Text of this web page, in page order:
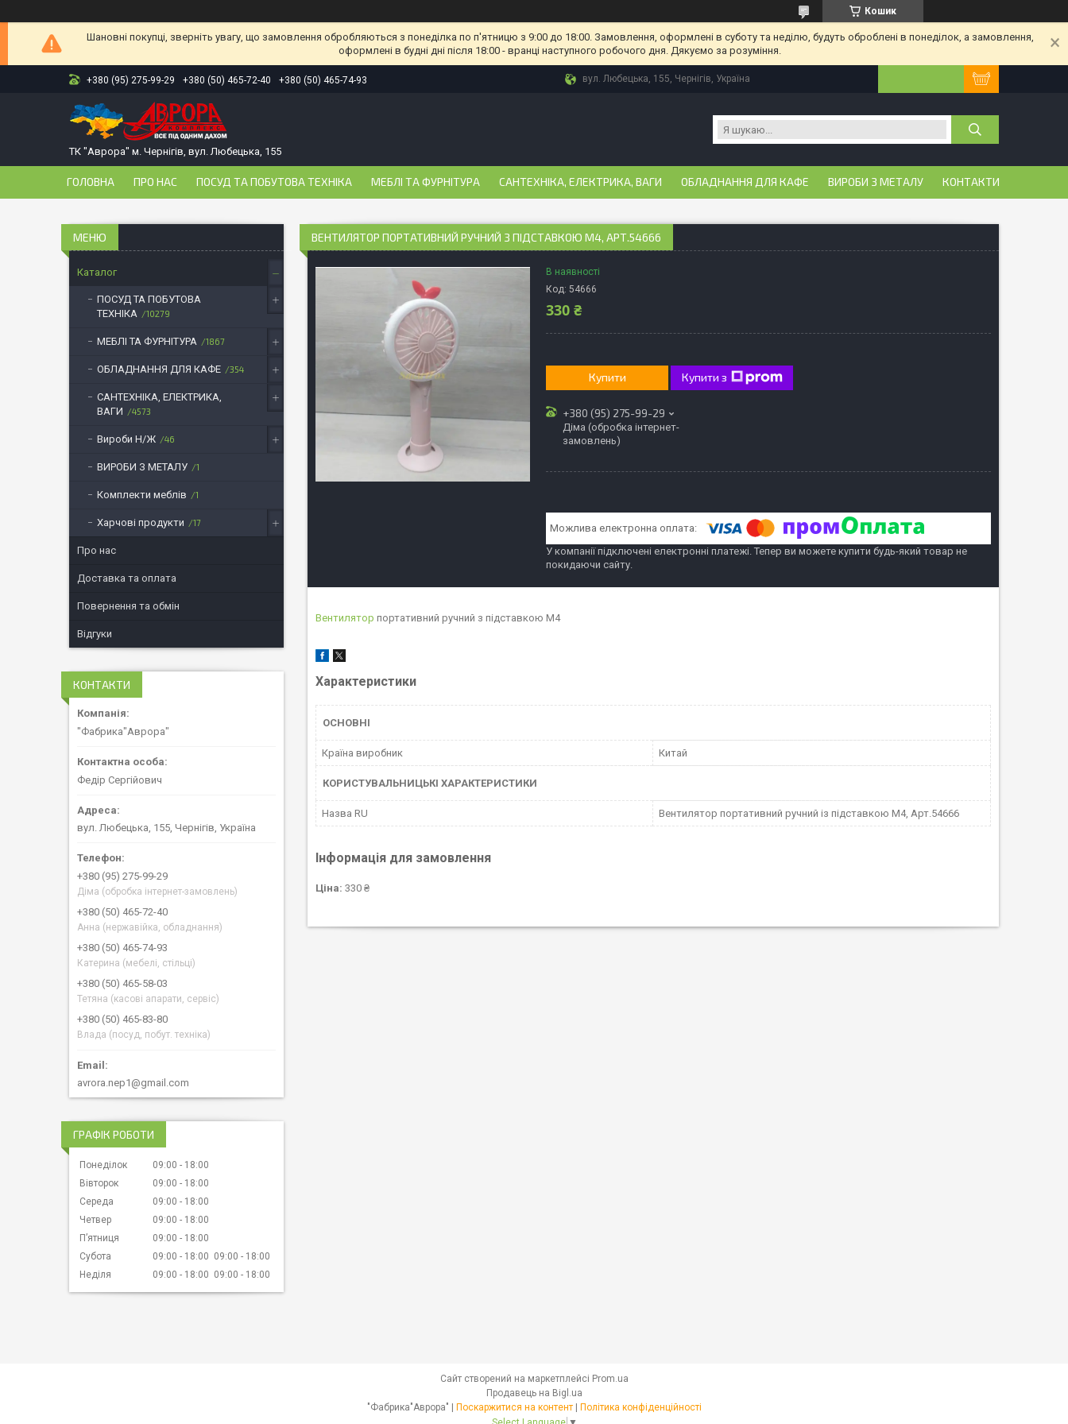
Кошик
Шановні покупці, зверніть увагу, що замовлення обробляються з понеділка по п'ятницю з 9:00 до 18:00. Замовлення, оформлені в суботу та неділю, будуть оброблені в понеділок, а замовлення,
оформлені в будні дні після 18:00 - вранці наступного робочого дня. Дякуємо за розуміння.
+380 (95) 275-99-29 +380 (50) 465-72-40 +380 (50) 465-74-93 вул. Любецька, 155, Чернігів, Україна
ТК "Аврора" м. Чернігів, вул. Любецька, 155
ГОЛОВНА ПРО НАС ПОСУД ТА ПОБУТОВА ТЕХНІКА МЕБЛІ ТА ФУРНІТУРА САНТЕХНІКА, ЕЛЕКТРИКА, ВАГИ ОБЛАДНАННЯ ДЛЯ КАФЕ ВИРОБИ З МЕТАЛУ КОНТАКТИ
ВЕНТИЛЯТОР ПОРТАТИВНИЙ РУЧНИЙ З ПІДСТАВКОЮ M4, АРТ.54666
В наявності
Код: 54666
330 ₴
Купити Купити з
+380 (95) 275-99-29
Діма (обробка інтернет-
замовлень)
У компанії підключені електронні платежі. Тепер ви можете купити будь-який товар не
покидаючи сайту.
Вентилятор портативний ручний з підставкою M4
Характеристики
ОСНОВНІ
Країна виробник Китай
КОРИСТУВАЛЬНИЦЬКІ ХАРАКТЕРИСТИКИ
Назва RU Вентилятор портативний ручний із підставкою M4, Арт.54666
Інформація для замовлення
Ціна: 330 ₴
Каталог
ПОСУД ТА ПОБУТОВА
ТЕХНІКА
10279
МЕБЛІ ТА ФУРНІТУРА 1867
ОБЛАДНАННЯ ДЛЯ КАФЕ 354
САНТЕХНІКА, ЕЛЕКТРИКА,
ВАГИ
4573
Вироби Н/Ж 46
ВИРОБИ З МЕТАЛУ 1
Комплекти меблів 1
Харчові продукти 17
Про нас
Доставка та оплата
Повернення та обмін
Відгуки
КОНТАКТИ
"Фабрика"Аврора"
Федір Сергійович
вул. Любецька, 155, Чернігів, Україна
+380 (95) 275-99-29
Діма (обробка інтернет-замовлень)
+380 (50) 465-72-40
Анна (нержавійка, обладнання)
+380 (50) 465-74-93
Катерина (мебелі, стільці)
+380 (50) 465-58-03
Тетяна (касові апарати, сервіс)
+380 (50) 465-83-80
Влада (посуд, побут. техніка)
avrora.nep1@gmail.com
ГРАФІК РОБОТИ
Понеділок 09:00
18:00
Вівторок
09:00
18:00
Середа
09:00
18:00
Четвер
09:00
18:00
Пʼятниця
09:00
18:00
Субота
09:00 18:00 09:00
18:00
Неділя
09:00 18:00 09:00 18:00
Сайт створений на маркетплейсі Prom.ua
Продавець на Bigl.ua
Поскаржитися на контент
Політика конфіденційності